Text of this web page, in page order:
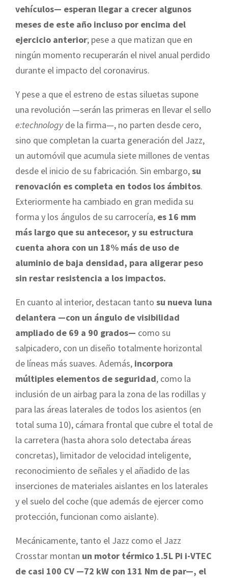
vehículos— esperan llegar a crecer algunos
meses de este año incluso por encima del
ejercicio anterior; pese a que matizan que en
ningún momento recuperarán el nivel anual perdido
durante el impacto del coronavirus.
Y pese a que el estreno de estas siluetas supone
una revolución —serán las primeras en llevar el sello
e:technologyde la firma—, no parten desde cero,
sino que completan la cuarta generación del Jazz,
un automóvil que acumula siete millones de ventas
desde el inicio de su fabricación. Sin embargo,su
renovación es completa en todos los ámbitos.
Exteriormente ha cambiado en gran medida su
forma y los ángulos de su carrocería, es 16 mm
más largo que su antecesor, y su estructura
cuenta ahora con un 18% más de uso de
aluminio de baja densidad, para aligerar peso
sin restar resistencia a los impactos.
En cuanto al interior, destacan tanto su nueva luna
delantera —con un ángulo de visibilidad
ampliado de 69 a 90 grados— como su
salpicadero, con un diseño totalmente horizontal
de líneas más suaves. Además, incorpora
múltiples elementos de seguridad, como la
inclusión de un airbag para la zona de las rodillas y
para las áreas laterales de todos los asientos (en
total suma 10), cámara frontal que cubre el total de
la carretera (hasta ahora solo detectaba áreas
concretas), limitador de velocidad inteligente,
reconocimiento de señales y el añadido de las
inserciones de materiales aislantes en los laterales
y el suelo del coche (que además de ejercer como
protección, funcionan como aislante).
Mecánicamente, tanto el Jazz como el Jazz
Crosstar montan un motor térmico 1.5L Pi i-VTEC
de casi 100 CV —72 kW con 131 Nm de par—, el